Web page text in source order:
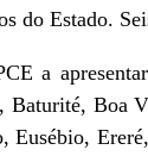
Estado.
a
Boa